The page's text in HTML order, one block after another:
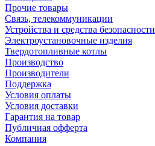
Прочие товары
Связь, телекоммуникации
Устройства и средства безопасности
Электроустановочные изделия
Твердотопливные котлы
Производство
Производители
Поддержка
Условия оплаты
Условия доставки
Гарантия на товар
Публичная офферта
Компания